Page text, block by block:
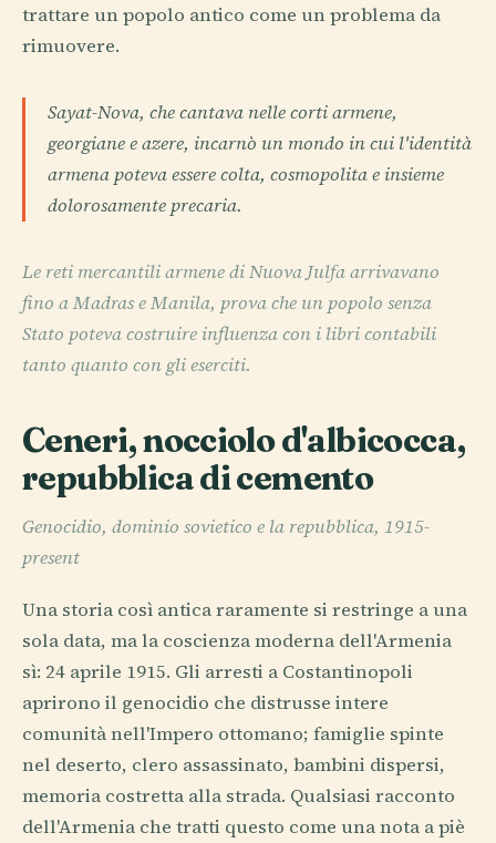
trattare un popolo antico come un problema da
rimuovere.
Sayat-Nova, che cantava nelle corti armene,
georgiane e azere, incarnò un mondo in cui l'identità
armena poteva essere colta, cosmopolita e insieme
dolorosamente precaria.
Le reti mercantili armene di Nuova Julfa arrivavano
fino a Madras e Manila, prova che un popolo senza
Stato poteva costruire influenza con i libri contabili
tanto quanto con gli eserciti.
Ceneri, nocciolo d'albicocca,
repubblica di cemento
Genocidio, dominio sovietico e la repubblica, 1915-
present
Una storia così antica raramente si restringe a una
sola data, ma la coscienza moderna dell'Armenia
sì: 24 aprile 1915. Gli arresti a Costantinopoli
aprirono il genocidio che distrusse intere
comunità nell'Impero ottomano; famiglie spinte
nel deserto, clero assassinato, bambini dispersi,
memoria costretta alla strada. Qualsiasi racconto
dell'Armenia che tratti questo come una nota a piè